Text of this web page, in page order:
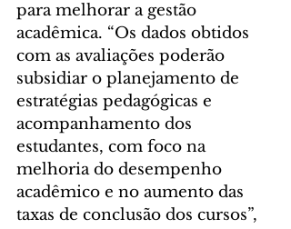
para melhorar a gestão
acadêmica. “Os dados obtidos
com as avaliações poderão
subsidiar o planejamento de
estratégias pedagógicas e
acompanhamento dos
estudantes, com foco na
melhoria do desempenho
acadêmico e no aumento das
taxas de conclusão dos cursos”,